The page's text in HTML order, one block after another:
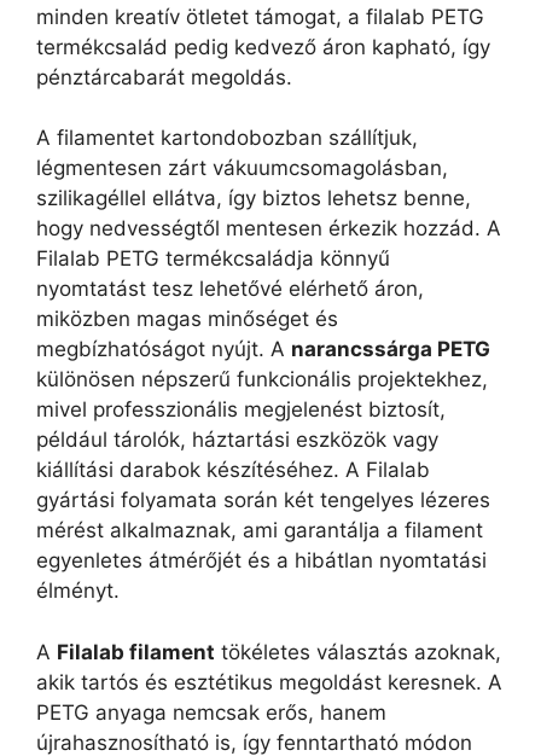
minden kreatív ötletet támogat, a filalab PETG
termékcsalád pedig kedvező áron kapható, így
pénztárcabarát megoldás.
A filamentet kartondobozban szállítjuk,
légmentesen zárt vákuumcsomagolásban,
szilikagéllel ellátva, így biztos lehetsz benne,
hogy nedvességtől mentesen érkezik hozzád. A
Filalab PETG termékcsaládja könnyű
nyomtatást tesz lehetővé elérhető áron,
miközben magas minőséget és
megbízhatóságot nyújt. A narancssárga PETG
különösen népszerű funkcionális projektekhez,
mivel professzionális megjelenést biztosít,
például tárolók, háztartási eszközök vagy
kiállítási darabok készítéséhez. A Filalab
gyártási folyamata során két tengelyes lézeres
mérést alkalmaznak, ami garantálja a filament
egyenletes átmérőjét és a hibátlan nyomtatási
élményt.
A Filalab filament tökéletes választás azoknak,
akik tartós és esztétikus megoldást keresnek. A
PETG anyaga nemcsak erős, hanem
újrahasznosítható is, így fenntartható módon